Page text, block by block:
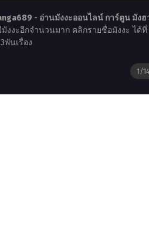
- อ่านมังงะออนไลน์ การ์ตูน มังฮ
มังงะอีกจำนวนมาก คลิกรายชื่อมังงะ ได้ที่
พันเรื่อง